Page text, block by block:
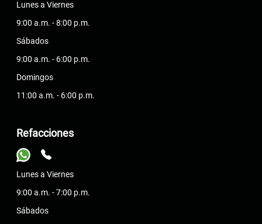
Lunes a Viernes
9:00 a.m. - 8:00 p.m.
Sábados
9:00 a.m. - 6:00 p.m.
Domingos
11:00 a.m. - 6:00 p.m.
Refacciones
Lunes a Viernes
9:00 a.m. - 7:00 p.m.
Sábados